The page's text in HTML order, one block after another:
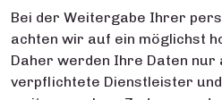
Bei der Weitergabe Ihrer
achten wir auf ein möglichst
Daher werden Ihre Daten nur
verpflichtete Dienstleister